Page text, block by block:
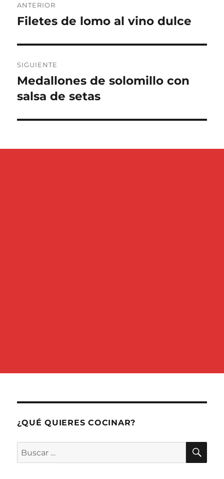
de
ANTERIOR
Entrada
Filetes de lomo al vino dulce
SIGUIENTE
Entrada
siguiente:
Medallones de solomillo con
salsa de setas
¿QUÉ QUIERES COCINAR?
Buscar
por: